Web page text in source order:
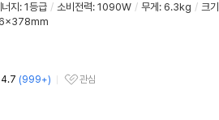
지 : 1등급 / 소비전력: 1090W / 무게 : 6.3kg / 크기
4.7 (999+)
관심상품
관심